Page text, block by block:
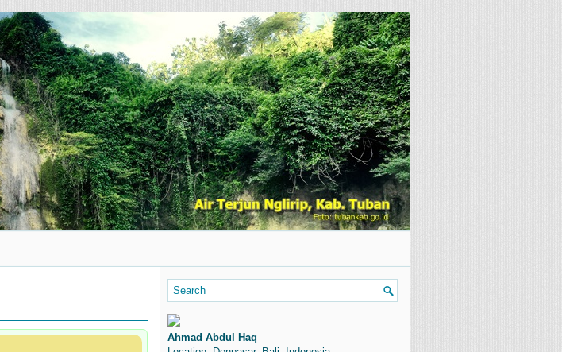
Ahmad Abdul Haq